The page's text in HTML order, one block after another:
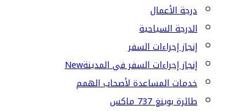
درجة الأعمال
الدرجة السياحية
إنجاز إجراءات السفر
إنجاز إجراءات السفر في المدينةNew
خدمات المساعدة لأصحاب الهمم
طائرة بوينغ 737 ماكس